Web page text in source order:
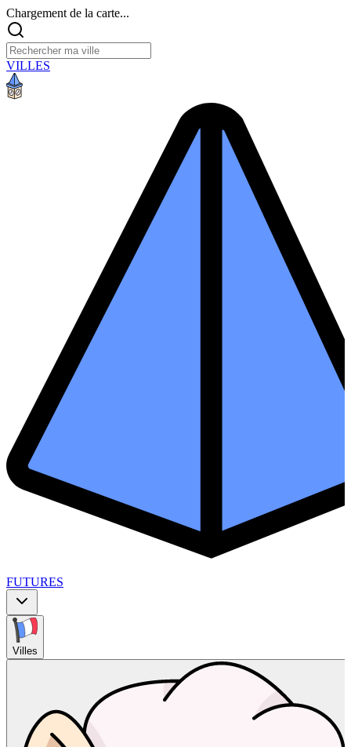
Chargement de la carte...
VILLES
FUTURES
Villes